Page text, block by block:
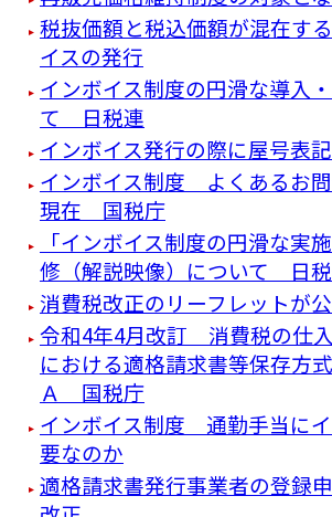
税抜価額と税込価額が混在す
イスの発行
インボイス制度の円滑な導入
て 日税連
インボイス発行の際に屋号表
インボイス制度 よくあるお
現在 国税庁
「インボイス制度の円滑な実
修（解説映像）について 日
消費税改正のリーフレットが
令和4年4月改訂 消費税の仕
における適格請求書等保存方
Ａ 国税庁
インボイス制度 通勤手当に
要なのか
適格請求書発行事業者の登録